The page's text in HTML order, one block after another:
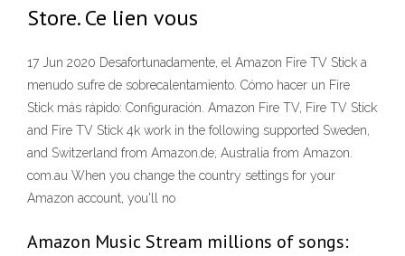
Store. Ce lien vous
17 Jun 2020 Desafortunadamente, el Amazon Fire TV Stick a
menudo sufre de sobrecalentamiento. Cómo hacer un Fire
Stick más rápido: Configuración. Amazon Fire TV, Fire TV Stick
and Fire TV Stick 4k work in the following supported Sweden,
and Switzerland from Amazon.de; Australia from Amazon.
com.au When you change the country settings for your
Amazon account, you'll no
Amazon Music Stream millions of songs: